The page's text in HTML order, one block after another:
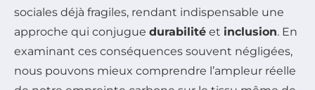
sociales déjà fragiles, rendant indispensable une
approche qui conjugue durabilité et inclusion. En
examinant ces conséquences souvent négligées,
nous pouvons mieux comprendre l’ampleur réelle